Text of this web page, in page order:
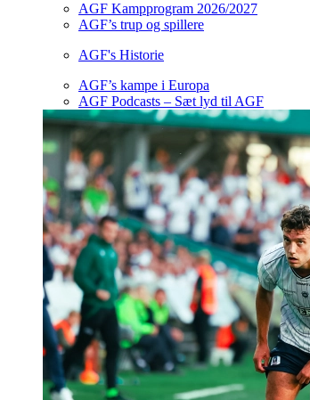
AGF Kampprogram 2026/2027
AGF’s trup og spillere
AGF's Historie
AGF’s kampe i Europa
AGF Podcasts – Sæt lyd til AGF